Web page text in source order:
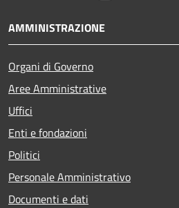
AMMINISTRAZIONE
Organi di Governo
Aree Amministrative
Uffici
Enti e fondazioni
Politici
Personale Amministrativo
Documenti e dati